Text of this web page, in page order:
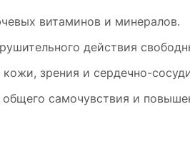
витаминов и минералов.
действия
зрения и сердечно-
самочувствия и